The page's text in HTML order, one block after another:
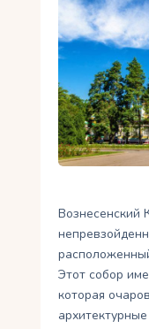
Контакты
Укр
Вознесенский
Этот собор
которая